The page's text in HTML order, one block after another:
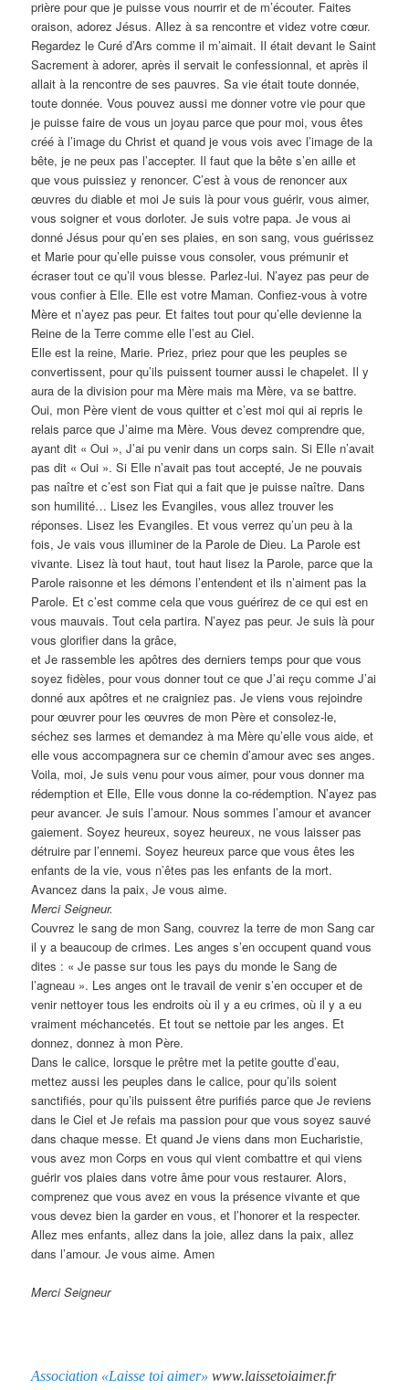
prière pour que je puisse vous nourrir et de m’écouter. Faites
oraison, adorez Jésus. Allez à sa rencontre et videz votre cœur.
Regardez le Curé d’Ars comme il m’aimait. Il était devant le Saint
Sacrement à adorer, après il servait le confessionnal, et après il
allait à la rencontre de ses pauvres. Sa vie était toute donnée,
toute donnée. Vous pouvez aussi me donner votre vie pour que
je puisse faire de vous un joyau parce que pour moi, vous êtes
créé à l’image du Christ et quand je vous vois avec l’image de la
bête, je ne peux pas l’accepter. Il faut que la bête s’en aille et
que vous puissiez y renoncer. C’est à vous de renoncer aux
œuvres du diable et moi Je suis là pour vous guérir, vous aimer,
vous soigner et vous dorloter. Je suis votre papa. Je vous ai
donné Jésus pour qu’en ses plaies, en son sang, vous guérissez
et Marie pour qu’elle puisse vous consoler, vous prémunir et
écraser tout ce qu’il vous blesse. Parlez-lui. N’ayez pas peur de
vous confier à Elle. Elle est votre Maman. Confiez-vous à votre
Mère et n’ayez pas peur. Et faites tout pour qu’elle devienne la
Reine de la Terre comme elle l’est au Ciel.
Elle est la reine, Marie. Priez, priez pour que les peuples se
convertissent, pour qu’ils puissent tourner aussi le chapelet. Il y
aura de la division pour ma Mère mais ma Mère, va se battre.
Oui, mon Père vient de vous quitter et c’est moi qui ai repris le
relais parce que J’aime ma Mère. Vous devez comprendre que,
ayant dit « Oui », J’ai pu venir dans un corps sain. Si Elle n’avait
pas dit « Oui ». Si Elle n’avait pas tout accepté, Je ne pouvais
pas naître et c’est son Fiat qui a fait que je puisse naître. Dans
son humilité… Lisez les Evangiles, vous allez trouver les
réponses. Lisez les Evangiles. Et vous verrez qu’un peu à la
fois, Je vais vous illuminer de la Parole de Dieu. La Parole est
vivante. Lisez là tout haut, tout haut lisez la Parole, parce que la
Parole raisonne et les démons l’entendent et ils n’aiment pas la
Parole. Et c’est comme cela que vous guérirez de ce qui est en
vous mauvais. Tout cela partira. N’ayez pas peur. Je suis là pour
vous glorifier dans la grâce,
et Je rassemble les apôtres des derniers temps pour que vous
soyez fidèles, pour vous donner tout ce que J’ai reçu comme J’ai
donné aux apôtres et ne craigniez pas. Je viens vous rejoindre
pour œuvrer pour les œuvres de mon Père et consolez-le,
séchez ses larmes et demandez à ma Mère qu’elle vous aide, et
elle vous accompagnera sur ce chemin d’amour avec ses anges.
Voila, moi, Je suis venu pour vous aimer, pour vous donner ma
rédemption et Elle, Elle vous donne la co-rédemption. N’ayez pas
peur avancer. Je suis l’amour. Nous sommes l’amour et avancer
gaiement. Soyez heureux, soyez heureux, ne vous laisser pas
détruire par l’ennemi. Soyez heureux parce que vous êtes les
enfants de la vie, vous n’êtes pas les enfants de la mort.
Avancez dans la paix, Je vous aime.
Merci Seigneur.
Couvrez le sang de mon Sang, couvrez la terre de mon Sang car
il y a beaucoup de crimes. Les anges s’en occupent quand vous
dites : « Je passe sur tous les pays du monde le Sang de
l’agneau ». Les anges ont le travail de venir s’en occuper et de
venir nettoyer tous les endroits où il y a eu crimes, où il y a eu
vraiment méchancetés. Et tout se nettoie par les anges. Et
donnez, donnez à mon Père.
Dans le calice, lorsque le prêtre met la petite goutte d’eau,
mettez aussi les peuples dans le calice, pour qu’ils soient
sanctifiés, pour qu’ils puissent être purifiés parce que Je reviens
dans le Ciel et Je refais ma passion pour que vous soyez sauvé
dans chaque messe. Et quand Je viens dans mon Eucharistie,
vous avez mon Corps en vous qui vient combattre et qui viens
guérir vos plaies dans votre âme pour vous restaurer. Alors,
comprenez que vous avez en vous la présence vivante et que
vous devez bien la garder en vous, et l’honorer et la respecter.
Allez mes enfants, allez dans la joie, allez dans la paix, allez
dans l’amour. Je vous aime. Amen
Merci Seigneur
Association «Laisse toi aimer» www.laissetoiaimer.fr